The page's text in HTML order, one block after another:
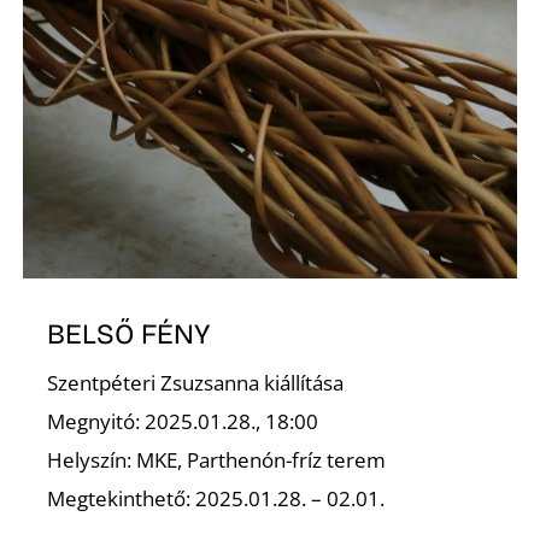
BELSŐ FÉNY
Szentpéteri Zsuzsanna kiállítása
Megnyitó: 2025.01.28., 18:00
Helyszín: MKE, Parthenón-fríz terem
Megtekinthető: 2025.01.28. – 02.01.